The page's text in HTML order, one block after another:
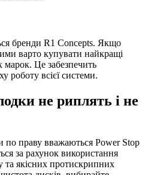
бренди R1 Concepts. Якщо
варто купувати найкращі
марок. Це забезпечить
роботу всієї системи.
не риплять і не
праву вважаються Power Stop
за рахунок використання
та якісних протискрипних